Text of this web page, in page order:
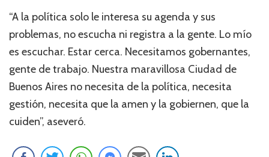
“A la política solo le interesa su agenda y sus
problemas, no escucha ni registra a la gente. Lo mío
es escuchar. Estar cerca. Necesitamos gobernantes,
gente de trabajo. Nuestra maravillosa Ciudad de
Buenos Aires no necesita de la política, necesita
gestión, necesita que la amen y la gobiernen, que la
cuiden”, aseveró.